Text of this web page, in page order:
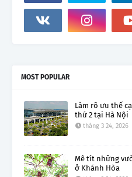
MOST POPULAR
Làm rõ ưu thế
thứ 2 tại Hà Nội
tháng 3 24, 2026
Mê tít những
ở Khánh Hòa